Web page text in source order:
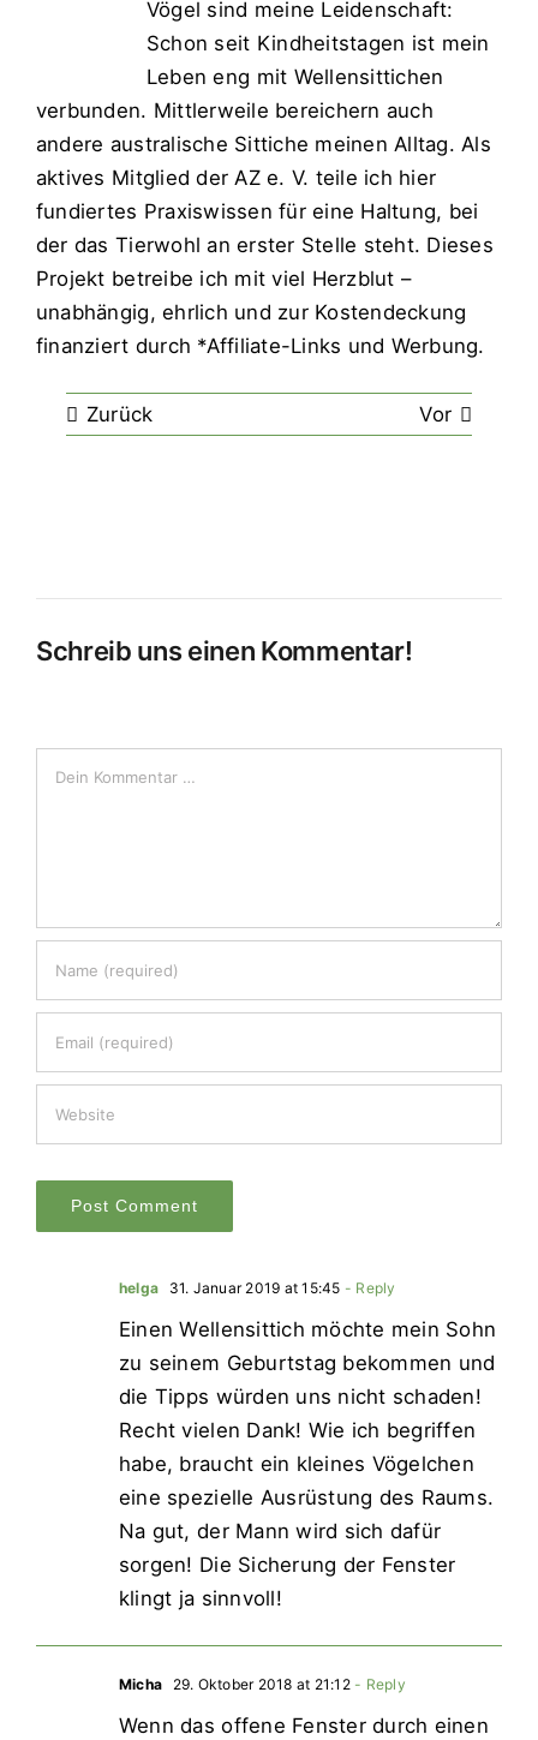
Vögel sind meine Leidenschaft:
Schon seit Kindheitstagen ist mein
Leben eng mit Wellensittichen
verbunden. Mittlerweile bereichern auch
andere australische Sittiche meinen Alltag. Als
aktives Mitglied der AZ e. V. teile ich hier
fundiertes Praxiswissen für eine Haltung, bei
der das Tierwohl an erster Stelle steht. Dieses
Projekt betreibe ich mit viel Herzblut –
unabhängig, ehrlich und zur Kostendeckung
finanziert durch *Affiliate-Links und Werbung.
Zurück Vor
Schreib uns einen Kommentar!
helga 31. Januar 2019 at 15:45 - Reply
Einen Wellensittich möchte mein Sohn
zu seinem Geburtstag bekommen und
die Tipps würden uns nicht schaden!
Recht vielen Dank! Wie ich begriffen
habe, braucht ein kleines Vögelchen
eine spezielle Ausrüstung des Raums.
Na gut, der Mann wird sich dafür
sorgen! Die Sicherung der Fenster
klingt ja sinnvoll!
Micha 29. Oktober 2018 at 21:12- Reply
Wenn das offene Fenster durch einen